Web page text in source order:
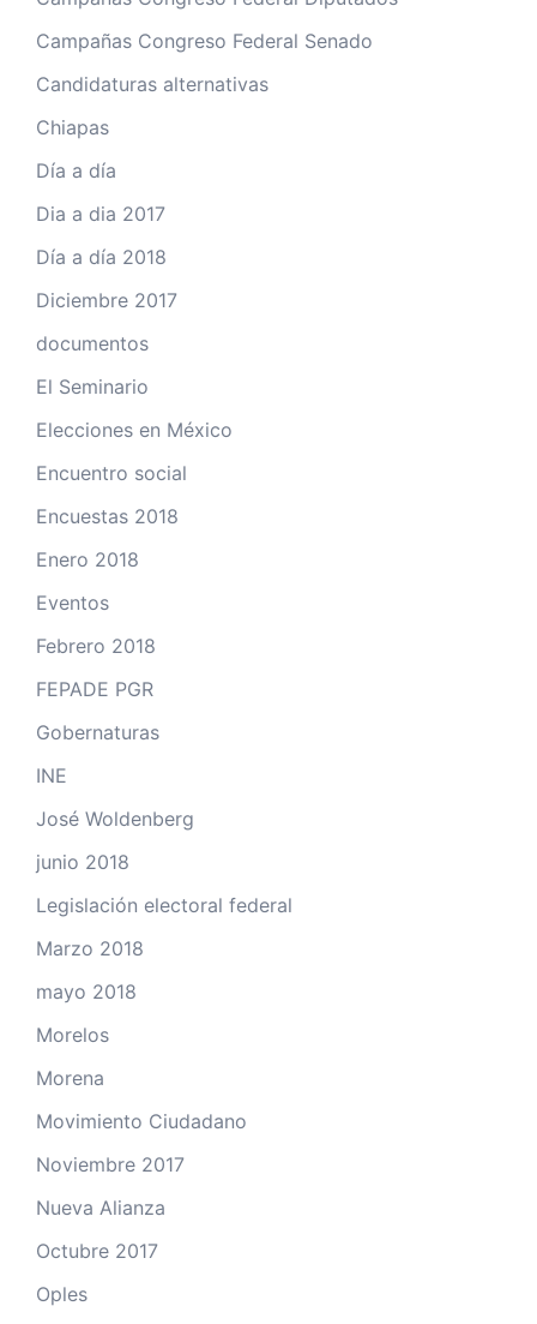
Campañas Congreso Federal Senado
Candidaturas alternativas
Chiapas
Día a día
Dia a dia 2017
Día a día 2018
Diciembre 2017
documentos
El Seminario
Elecciones en México
Encuentro social
Encuestas 2018
Enero 2018
Eventos
Febrero 2018
FEPADE PGR
Gobernaturas
INE
José Woldenberg
junio 2018
Legislación electoral federal
Marzo 2018
mayo 2018
Morelos
Morena
Movimiento Ciudadano
Noviembre 2017
Nueva Alianza
Octubre 2017
Oples